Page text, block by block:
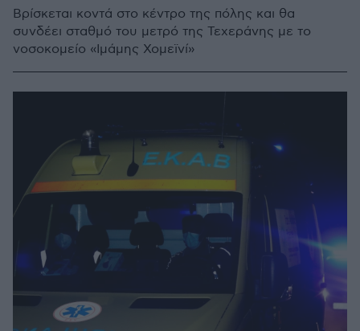
Βρίσκεται κοντά στο κέντρο της πόλης και θα
συνδέει σταθμό του μετρό της Τεχεράνης με το
νοσοκομείο «Ιμάμης Χομεϊνί»